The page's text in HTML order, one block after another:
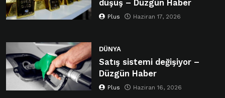
düşüş – Düzgün Haber
Plus Haziran 17, 2026
DÜNYA
Satış sistemi değişiyor –
Düzgün Haber
Plus Haziran 16, 2026